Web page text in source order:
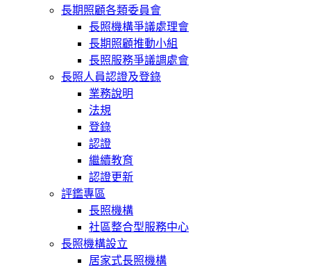
長期照顧各類委員會
長照機構爭議處理會
長期照顧推動小組
長照服務爭議調處會
長照人員認證及登錄
業務說明
法規
登錄
認證
繼續教育
認證更新
評鑑專區
長照機構
社區整合型服務中心
長照機構設立
居家式長照機構